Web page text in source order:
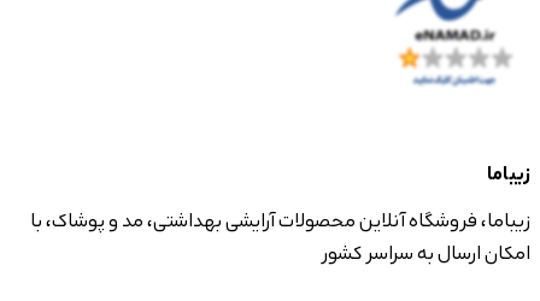
زیباما
زیباما، فروشگاه آنلاین محصولات آرایشی بهداشتی، مد و پوشاک، با
امکان ارسال به سراسر کشور